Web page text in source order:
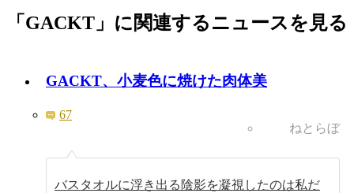
「GACKT」に関連するニュースを見る
GACKT、小麦色に焼けた肉体美
67
ねとらぼ
バスタオルに浮き出る陰影を凝視したのは私だ